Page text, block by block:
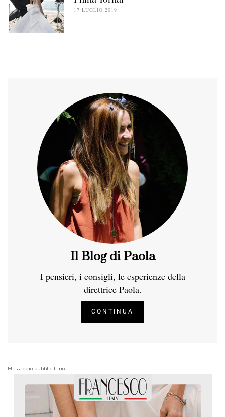
17 LUGLIO 2019
Il Blog di Paola
I pensieri, i consigli, le esperienze della
direttrice Paola.
CONTINUA
Messaggio pubblicitario